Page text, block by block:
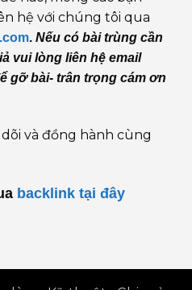
hệ với chúng tôi qua
. Nếu có bài trùng cần
vui lòng liên hệ email
gỡ bài- trân trọng cám ơn
và đồng hành cùng
backlink tại đây